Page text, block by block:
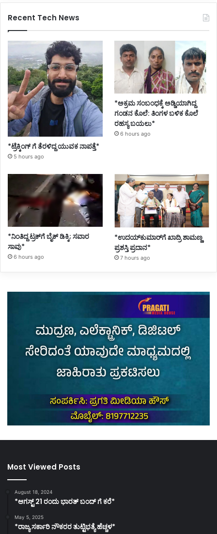
Recent Tech News
*ಟ್ರೆಕ್ಕಿಂಗ್ ಗೆ ತೆರಳಿದ್ದ ಯುವಕ ನಾಪತ್ತೆ*
5 hours ago
*ಅಕ್ರಮ ಸಂಬಂಧಕ್ಕೆ ಅಡ್ಡಿಯಾಗಿದ್ದ
ಗಂಡನ ಕೊಲೆ: ತಿಂಗಳ ಬಳಿಕ ಕೊಲೆ
ರಹಸ್ಯ ಬಯಲು*
6 hours ago
*ನಿಂತಿದ್ದ ಟ್ರಕ್‌ಗೆ ಬೈಕ್ ಡಿಕ್ಕಿ; ಸವಾರ
ಸಾವು*
6 hours ago
*ಉದಯ್‌ಕುಮಾರ್‌ಗೆ ಖಾದ್ರಿ ಶಾಮಣ್ಣ
ಪ್ರಶಸ್ತಿ ಪ್ರದಾನ*
7 hours ago
Most Viewed Posts
August 18, 2024
*ಆಗಸ್ಟ್ 21 ರಂದು ಭಾರತ್‌ ಬಂದ್‌ ಗೆ ಕರೆ*
May 5, 2025
*ರಾಜ್ಯ ಸರ್ಕಾರಿ ನೌಕರರ ತುಟ್ಟಿಭತ್ಯೆ ಹೆಚ್ಚಳ*